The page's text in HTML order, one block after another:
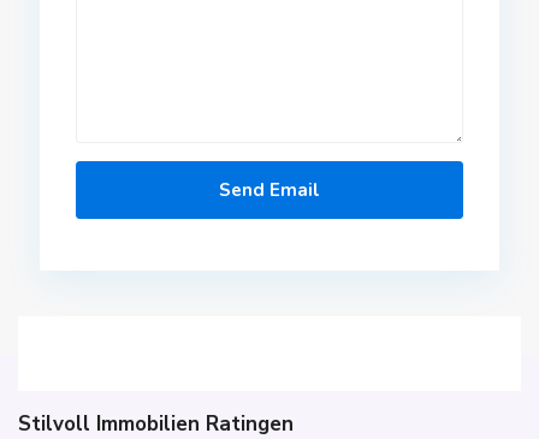
Stilvoll Immobilien Ratingen